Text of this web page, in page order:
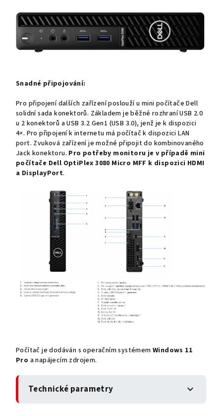
Snadné připojování:
Pro připojení dalších zařízení poslouží u mini počítače Dell
solidní sada konektorů. Základem je běžné rozhraní USB 2.0
u 2 konektorů a USB 3.2 Gen1 (USB 3.0), jenž je k dispozici
4×. Pro připojení k internetu má počítač k dispozici LAN
port. Zvuková zařízení je možné připojit do kombinovaného
Jack konektoru. Pro potřeby monitoru je v případě mini
počítače Dell OptiPlex 3080 Micro MFF k dispozici HDMI
a DisplayPort.
Počítač je dodáván s operačním systémem Windows 11
Pro a napájecím zdrojem.
Technické parametry expand_more